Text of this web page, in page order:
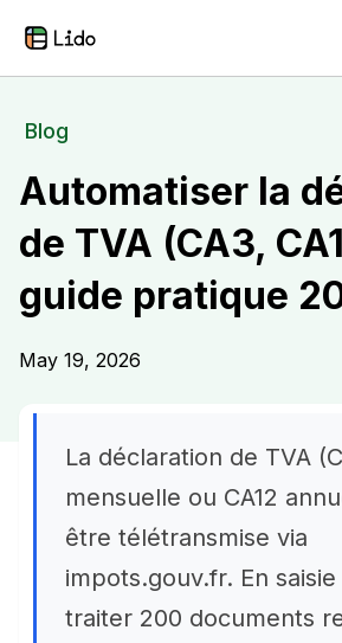
Blog
Automatiser la
de TVA (CA3,
guide pratique
May 19, 2026
La déclaration de TVA
mensuelle ou CA12
être télétransmise via
impots.gouv.fr. En
traiter 200 documents